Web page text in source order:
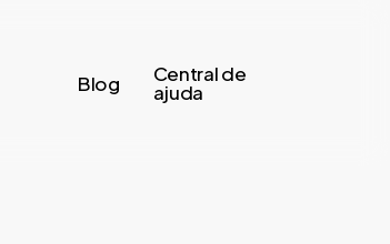
Blog Central de
ajuda